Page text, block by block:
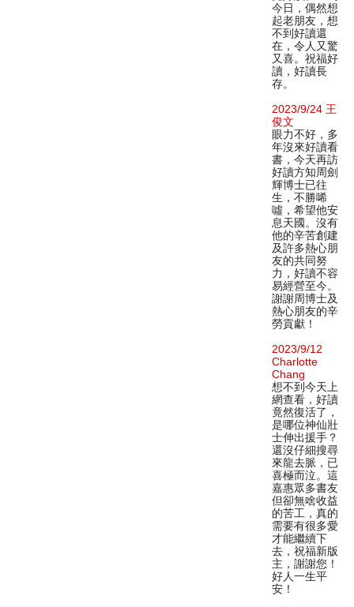
今日，偶然想
起老朋友，想
不到好讀還
在，令人又驚
又喜。祝福好
讀，好讀長
存。
2023/9/24 王
俊文
眼力不好，多
年沒來好讀看
書，今天再訪
好讀方知周劍
輝博士已往
生，不勝唏
噓，希望他安
息天國。沒有
他的辛苦創建
及許多熱心朋
友的共同努
力，好讀不容
易經營至今。
謝謝周博士及
熱心朋友的辛
勞貢獻！
2023/9/12
Charlotte
Chang
想不到今天上
網查看，好讀
竟然復活了，
是哪位神仙壯
士伸出援手？
還沒仔細搜尋
來龍去脈，已
喜極而泣。這
嘉惠眾多書友
但卻無啥收益
的苦工，真的
需要有很多愛
才能繼續下
去，祝福新版
主，謝謝您！
好人一生平
安！